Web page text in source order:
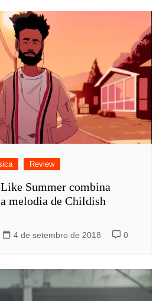
Review
Summer combina
melodia de Childish
4 de setembro de 2018 0